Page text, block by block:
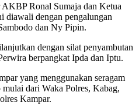
Ronal Sumaja dan Ketua
diawali dengan pengalungan
dan Ny Pipin.
dengan silat penyambutan
berpangkat Ipda dan Iptu.
yang menggunakan seragam
dari Waka Polres, Kabag,
Kampar.